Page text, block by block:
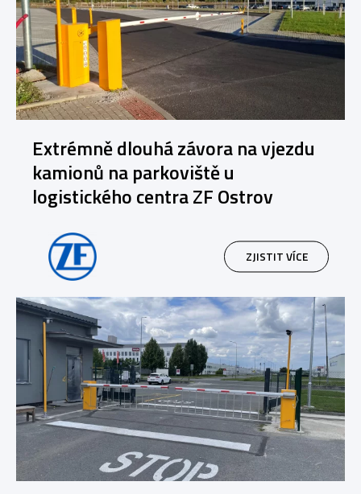
Extrémně dlouhá závora na vjezdu
kamionů na parkoviště u
logistického centra ZF Ostrov
ZJISTIT VÍCE